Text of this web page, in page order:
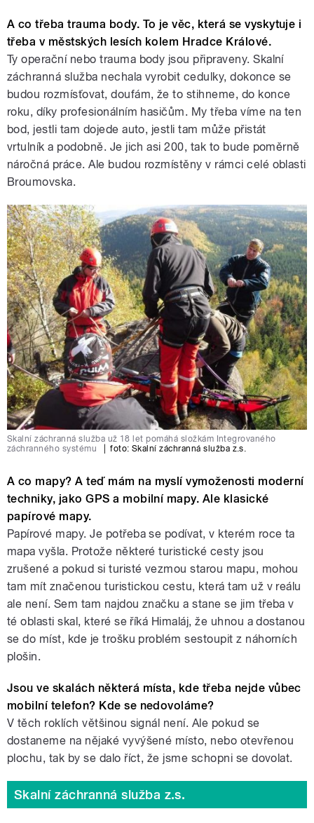
A co třeba trauma body. To je věc, která se vyskytuje i
třeba v městských lesích kolem Hradce Králové.
Ty operační nebo trauma body jsou připraveny. Skalní
záchranná služba nechala vyrobit cedulky, dokonce se
budou rozmísťovat, doufám, že to stihneme, do konce
roku, díky profesionálním hasičům. My třeba víme na ten
bod, jestli tam dojede auto, jestli tam může přistát
vrtulník a podobně. Je jich asi 200, tak to bude poměrně
náročná práce. Ale budou rozmístěny v rámci celé oblasti
Broumovska.
Skalní záchranná služba už 18 let pomáhá složkám Integrovaného
záchranného systému
foto: Skalní záchranná služba z.s.
A co mapy? A teď mám na myslí vymoženosti moderní
techniky, jako GPS a mobilní mapy. Ale klasické
papírové mapy.
Papírové mapy. Je potřeba se podívat, v kterém roce ta
mapa vyšla. Protože některé turistické cesty jsou
zrušené a pokud si turisté vezmou starou mapu, mohou
tam mít značenou turistickou cestu, která tam už v reálu
ale není. Sem tam najdou značku a stane se jim třeba v
té oblasti skal, které se říká Himaláj, že uhnou a dostanou
se do míst, kde je trošku problém sestoupit z náhorních
plošin.
Jsou ve skalách některá místa, kde třeba nejde vůbec
mobilní telefon? Kde se nedovoláme?
V těch roklích většinou signál není. Ale pokud se
dostaneme na nějaké vyvýšené místo, nebo otevřenou
plochu, tak by se dalo říct, že jsme schopni se dovolat.
Skalní záchranná služba z.s.